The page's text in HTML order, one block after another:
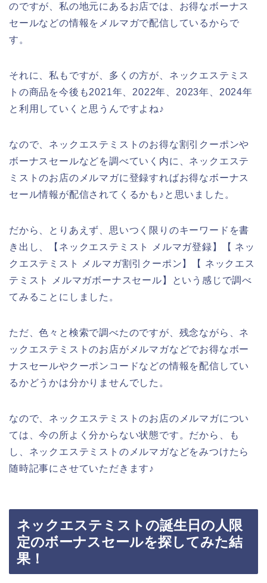
のですが、私の地元にあるお店では、お得なボーナス
セールなどの情報をメルマガで配信しているからで
す。
それに、私もですが、多くの方が、ネックエステミス
トの商品を今後も2021年、2022年、2023年、2024年
と利用していくと思うんですよね♪
なので、ネックエステミストのお得な割引クーポンや
ボーナスセールなどを調べていく内に、ネックエステ
ミストのお店のメルマガに登録すればお得なボーナス
セール情報が配信されてくるかも♪と思いました。
だから、とりあえず、思いつく限りのキーワードを書
き出し、【ネックエステミスト メルマガ登録】【 ネッ
クエステミスト メルマガ割引クーポン】【 ネックエス
テミスト メルマガボーナスセール】という感じで調べ
てみることにしました。
ただ、色々と検索で調べたのですが、残念ながら、ネ
ックエステミストのお店がメルマガなどでお得なボー
ナスセールやクーポンコードなどの情報を配信してい
るかどうかは分かりませんでした。
なので、ネックエステミストのお店のメルマガについ
ては、今の所よく分からない状態です。だから、も
し、ネックエステミストのメルマガなどをみつけたら
随時記事にさせていただきます♪
ネックエステミストの誕生日の人限
定のボーナスセールを探してみた結
果！